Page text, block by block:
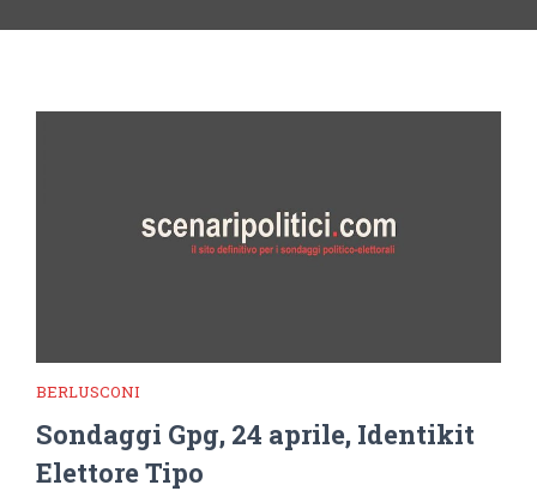
BERLUSCONI
Sondaggi Gpg, 24 aprile, Identikit
Elettore Tipo